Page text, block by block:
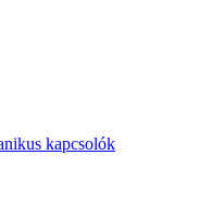
kapcsolók